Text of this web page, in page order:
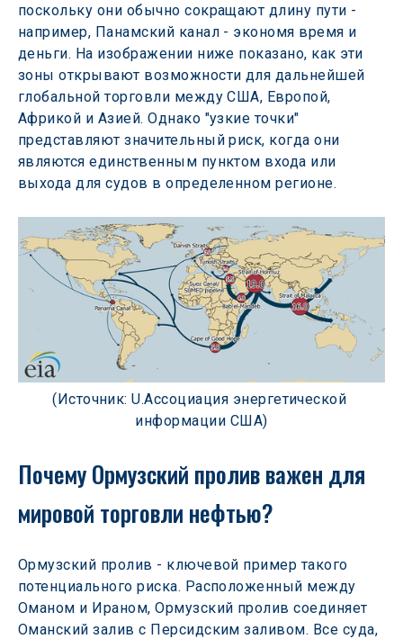
поскольку они обычно сокращают длину пути -
например, Панамский канал - экономя время и
деньги. На изображении ниже показано, как эти
зоны открывают возможности для дальнейшей
глобальной торговли между США, Европой,
Африкой и Азией. Однако "узкие точки"
представляют значительный риск, когда они
являются единственным пунктом входа или
выхода для судов в определенном регионе.
(Источник: U.Ассоциация энергетической
информации США)
Почему Ормузский пролив важен для
мировой торговли нефтью?
Ормузский пролив - ключевой пример такого
потенциального риска. Расположенный между
Оманом и Ираном, Ормузский пролив соединяет
Оманский залив с Персидским заливом. Все суда,